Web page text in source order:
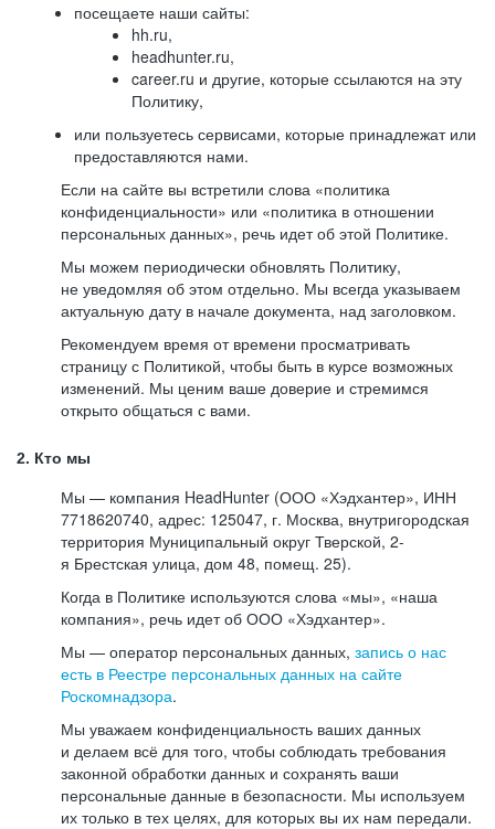
посещаете наши сайты:
hh.ru,
headhunter.ru,
career.ru и другие, которые ссылаются на эту
Политику,
или пользуетесь сервисами, которые принадлежат или
предоставляются нами.
Если на сайте вы встретили слова «политика
конфиденциальности» или «политика в отношении
персональных данных», речь идет об этой Политике.
Мы можем периодически обновлять Политику,
не уведомляя об этом отдельно. Мы всегда указываем
актуальную дату в начале документа, над заголовком.
Рекомендуем время от времени просматривать
страницу с Политикой, чтобы быть в курсе возможных
изменений. Мы ценим ваше доверие и стремимся
открыто общаться с вами.
2. Кто мы
Мы — компания HeadHunter (ООО «Хэдхантер», ИНН
7718620740, адрес: 125047, г. Москва, внутригородская
территория Муниципальный округ Тверской, 2-
я Брестская улица, дом 48, помещ. 25).
Когда в Политике используются слова «мы», «наша
компания», речь идет об ООО «Хэдхантер».
Мы — оператор персональных данных, запись о нас
есть в Реестре персональных данных на сайте
Роскомнадзора.
Мы уважаем конфиденциальность ваших данных
и делаем всё для того, чтобы соблюдать требования
законной обработки данных и сохранять ваши
персональные данные в безопасности. Мы используем
их только в тех целях, для которых вы их нам передали.